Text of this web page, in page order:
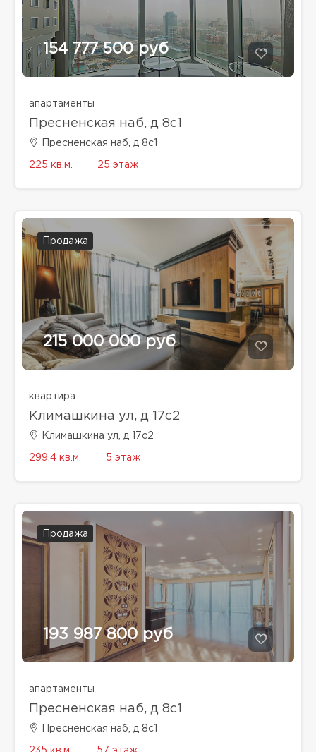
154 777 500 руб
апартаменты
Пресненская наб, д 8с1
Пресненская наб, д 8с1
225 кв.м. 25 этаж
Продажа
215 000 000 руб
квартира
Климашкина ул, д 17с2
Климашкина ул, д 17с2
299.4 кв.м. 5 этаж
Продажа
193 987 800 руб
апартаменты
Пресненская наб, д 8с1
Пресненская наб, д 8с1